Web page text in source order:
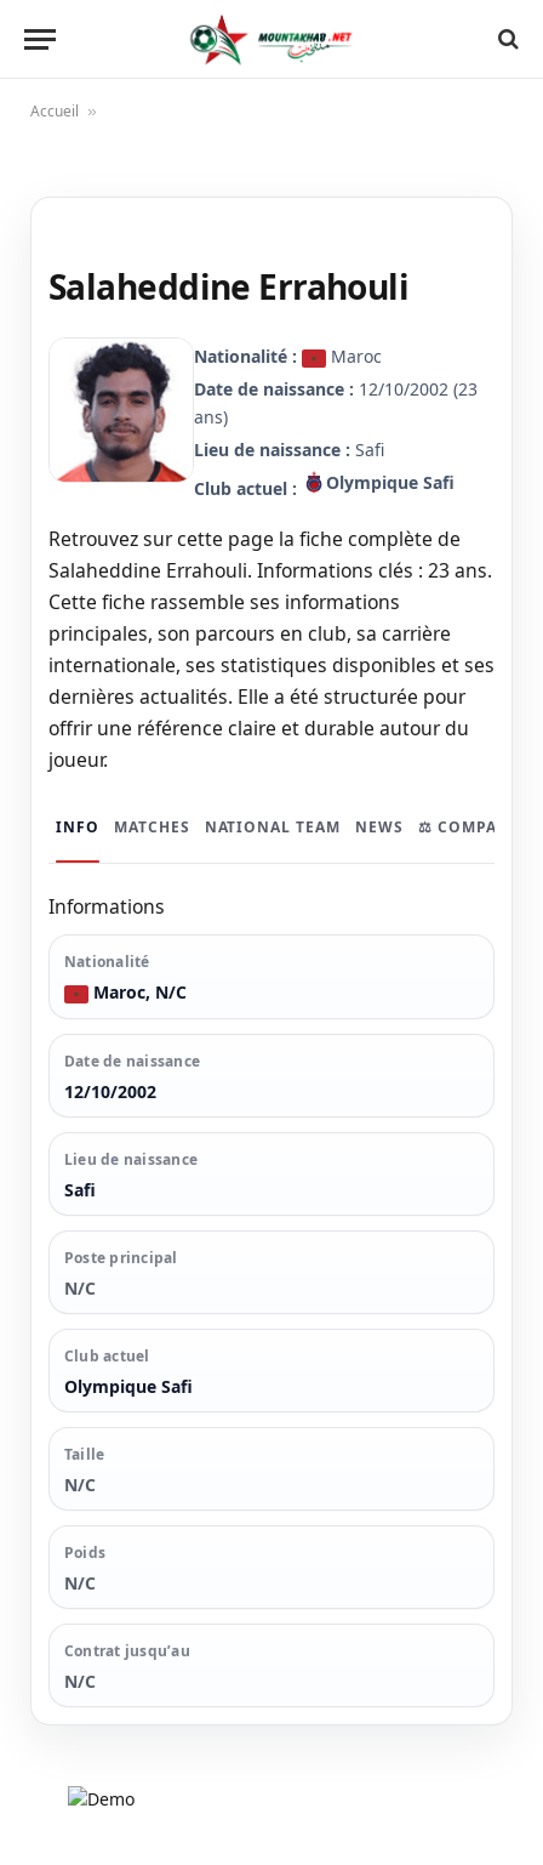
Accueil »
Salaheddine Errahouli
Nationalité :
Maroc
Date de naissance : 12/10/2002 (23
ans)
Lieu de naissance : Safi
Club actuel :
Olympique Safi
Retrouvez sur cette page la fiche complète de
Salaheddine Errahouli. Informations clés : 23 ans.
Cette fiche rassemble ses informations
principales, son parcours en club, sa carrière
internationale, ses statistiques disponibles et ses
dernières actualités. Elle a été structurée pour
offrir une référence claire et durable autour du
joueur.
INFO MATCHES NATIONAL TEAM NEWS ⚖️ COMPARER
Informations
Nationalité
Maroc, N/C
Date de naissance
12/10/2002
Lieu de naissance
Safi
Poste principal
N/C
Club actuel
Olympique Safi
Taille
N/C
Poids
N/C
Contrat jusqu’au
N/C